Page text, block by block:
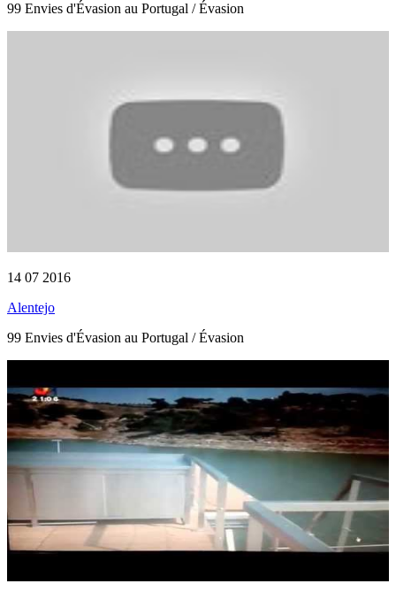
99 Envies d'Évasion au Portugal / Évasion
14 07 2016
Alentejo
99 Envies d'Évasion au Portugal / Évasion